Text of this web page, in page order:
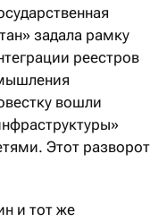
задала рамку
реестров
вошли
Этот разворот
и тот же